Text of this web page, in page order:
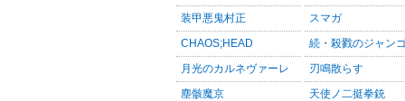
装甲悪鬼村正 スマガ
CHAOS;HEAD 続・殺戮のジャン
月光のカルネヴァーレ 刃鳴散らす
塵骸魔京 天使ノ二挺拳銃